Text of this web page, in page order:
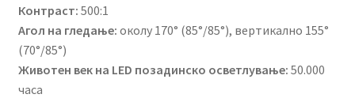
Контраст: 500:1
Агол на гледање: околу 170° (85°/85°), вертикално 155°
(70°/85°)
Животен век на LED позадинско осветлување: 50.000
часа